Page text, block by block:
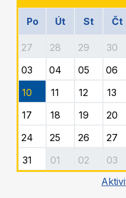
Po Út St Čt
27 28 29 30
03
04 05 06
10
11 12 13
17
18 19 20
24
25 26 27
31
01 02 03